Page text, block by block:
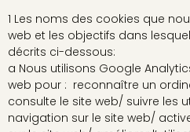
1 Les noms des cookies que
web et les objectifs dans
décrits ci-dessous:
a Nous utilisons Google
web pour : reconnaître un
consulte le site web/ suivre les
navigation sur le site web/